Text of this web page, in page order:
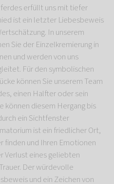
erfüllt uns mit tiefer
ist ein letzter Liebesbeweis
In unserem
Sie der Einzelkremierung in
und werden von uns
Für den symbolischen
können Sie unserem Team
einen Halfter oder sein
können diesem Hergang bis
ein Sichtfenster
ist ein friedlicher Ort,
finden und Ihren Emotionen
Verlust eines geliebten
Der würdevolle
und ein Zeichen von